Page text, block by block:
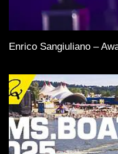
Enrico Sangiuliano –